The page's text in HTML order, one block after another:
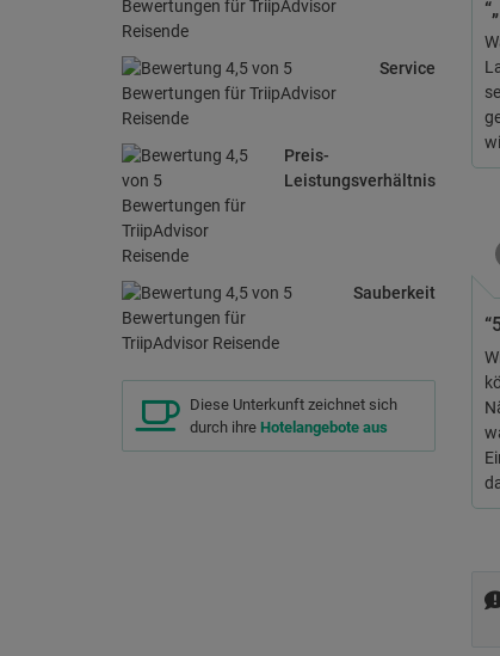
Service
Preis-
Leistungsverhältnis
Sauberkeit
Diese Unterkunft zeichnet sich
durch ihre Hotelangebote aus